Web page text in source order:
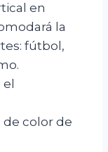
en
la
fútbol,
de color de